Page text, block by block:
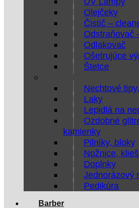
Olejčeky
Čistič –
Odstraňovač
Odlakovač
Ošetrujúce
Štetce
Nechtové
Laky
Lepidlá na
Ozdobné
kamienky
Pilníky, bloky
Nožnice,
Doplnky
Jednorázový
Pedikúra
Barber